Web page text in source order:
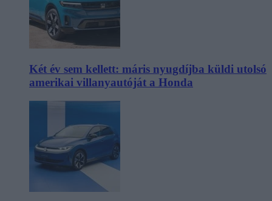
Két év sem kellett: máris nyugdíjba küldi utolsó
amerikai villanyautóját a Honda